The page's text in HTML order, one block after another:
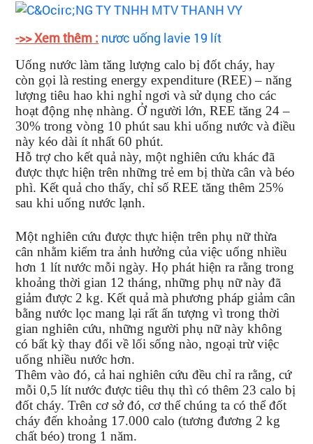
->> Xem thêm : nươc uống lavie 19 lít
Uống nước làm tăng lượng calo bị đốt cháy, hay
còn gọi làresting energy expenditure (REE)– năng
lượng tiêu hao khi nghỉ ngơi và sử dụng cho các
hoạt động nhẹ nhàng. Ở người lớn, REE tăng 24 –
30% trong vòng 10 phút sau khi uống nước và điều
này kéo dài ít nhất 60 phút.
Hỗ trợ cho kết quả này, một nghiên cứu khác đã
được thực hiện trên những trẻ em bị thừa cân và béo
phì. Kết quả cho thấy, chỉ số REE tăng thêm 25%
sau khi uống nước lạnh.
Một nghiên cứu được thực hiện trên phụ nữ thừa
cân nhằm kiểm tra ảnh hưởng của việc uống nhiều
hơn 1 lít nước mỗi ngày. Họ phát hiện ra rằng trong
khoảng thời gian 12 tháng, những phụ nữ này đã
giảm được 2 kg. Kết quả màphương pháp giảm cân
bằng nước lọc mang lại rất ấn tượng vì trong thời
gian nghiên cứu, những người phụ nữ này không
có bất kỳ thay đổi về lối sống nào, ngoại trừ việc
uống nhiều nước hơn.
Thêm vào đó, cả hai nghiên cứu đều chỉ ra rằng, cứ
mỗi 0,5 lít nước được tiêu thụ thì có thêm 23 calo bị
đốt cháy. Trên cơ sở đó, cơ thể chúng ta có thể đốt
cháy đến khoảng 17.000 calo (tương đương 2 kg
chất béo) trong 1 năm.